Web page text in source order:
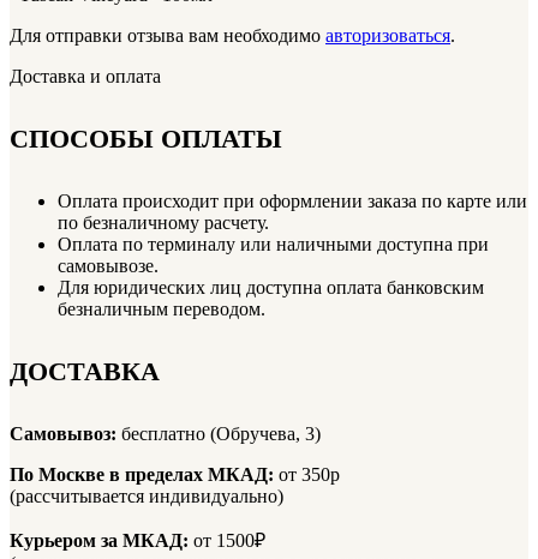
Для отправки отзыва вам необходимо авторизоваться.
Доставка и оплата
СПОСОБЫ ОПЛАТЫ
Оплата происходит при оформлении заказа по карте или
по безналичному расчету.
Оплата по терминалу или наличными доступна при
самовывозе.
Для юридических лиц доступна оплата банковским
безналичным переводом.
ДОСТАВКА
Самовывоз: бесплатно (Обручева, 3)
По Москве в пределах МКАД: от 350р
(рассчитывается индивидуально)
Курьером за МКАД: от 1500₽